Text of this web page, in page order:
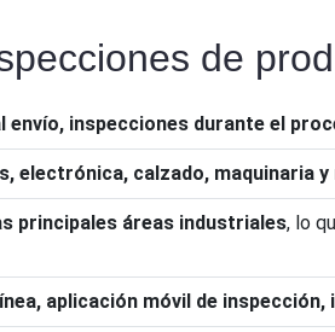
de
envío, inspecciones durante el
electrónica, calzado, maquinaria y
principales áreas industriales, lo
aplicación móvil de